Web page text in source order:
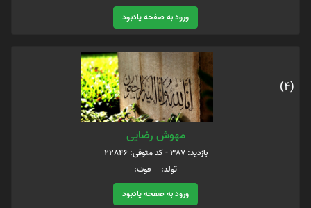
ورود به صفحه یادبود
(4)
مهوش رضایی
بازدید: 387 - کد متوفی: 22846
تولد: فوت:
ورود به صفحه یادبود